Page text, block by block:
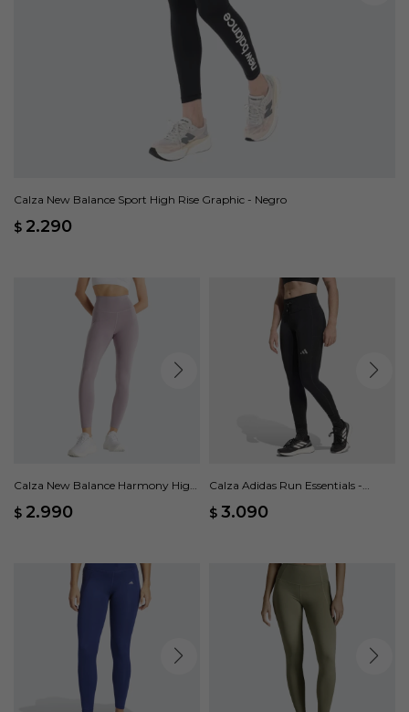
Calza New Balance Sport High Rise Graphic - Negro
$ 2.290
Calza New Balance Harmony High
$ 2.990
Calza Adidas Run Essentials -
$ 3.090